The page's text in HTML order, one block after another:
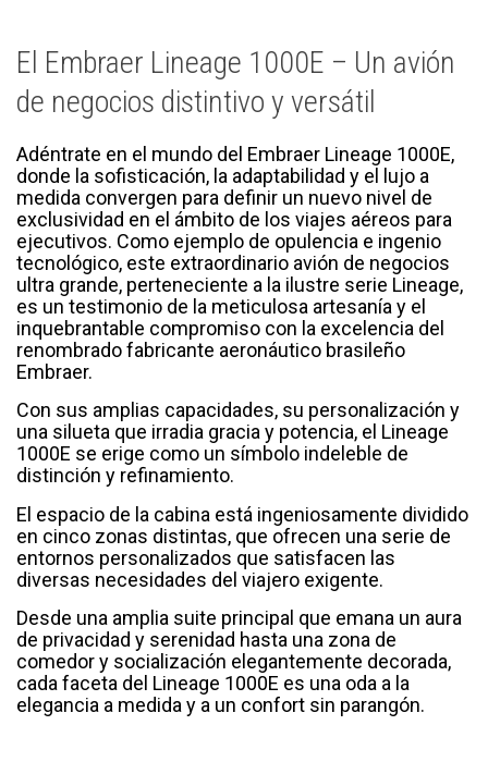
El Embraer Lineage 1000E – Un avión
de negocios distintivo y versátil
Adéntrate en el mundo del Embraer Lineage 1000E,
donde la sofisticación, la adaptabilidad y el lujo a
medida convergen para definir un nuevo nivel de
exclusividad en el ámbito de los viajes aéreos para
ejecutivos. Como ejemplo de opulencia e ingenio
tecnológico, este extraordinario avión de negocios
ultra grande, perteneciente a la ilustre serie Lineage,
es un testimonio de la meticulosa artesanía y el
inquebrantable compromiso con la excelencia del
renombrado fabricante aeronáutico brasileño
Embraer.
Con sus amplias capacidades, su personalización y
una silueta que irradia gracia y potencia, el Lineage
1000E se erige como un símbolo indeleble de
distinción y refinamiento.
El espacio de la cabina está ingeniosamente dividido
en cinco zonas distintas, que ofrecen una serie de
entornos personalizados que satisfacen las
diversas necesidades del viajero exigente.
Desde una amplia suite principal que emana un aura
de privacidad y serenidad hasta una zona de
comedor y socialización elegantemente decorada,
cada faceta del Lineage 1000E es una oda a la
elegancia a medida y a un confort sin parangón.